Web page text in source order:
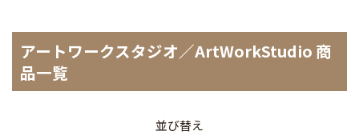
アートワークスタジオ／ArtWorkStudio 商
品一覧
並び替え